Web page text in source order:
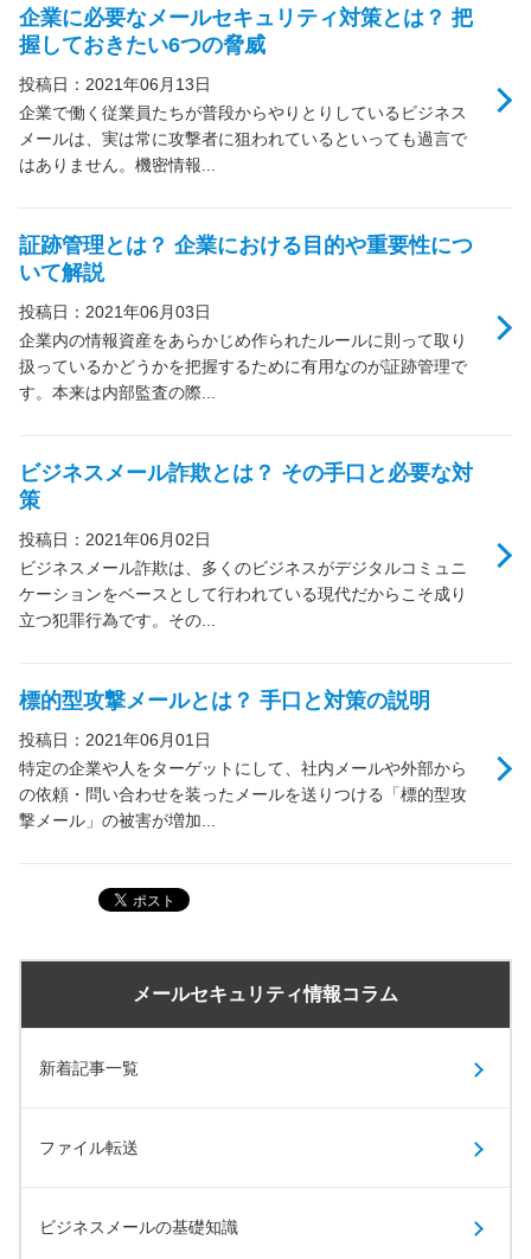
企業に必要なメールセキュリティ対策とは？ 把
握しておきたい6つの脅威
投稿日：2021年06月13日
企業で働く従業員たちが普段からやりとりしているビジネス
メールは、実は常に攻撃者に狙われているといっても過言で
はありません。機密情報...
証跡管理とは？ 企業における目的や重要性につ
いて解説
投稿日：2021年06月03日
企業内の情報資産をあらかじめ作られたルールに則って取り
扱っているかどうかを把握するために有用なのが証跡管理で
す。本来は内部監査の際...
ビジネスメール詐欺とは？ その手口と必要な対
策
投稿日：2021年06月02日
ビジネスメール詐欺は、多くのビジネスがデジタルコミュニ
ケーションをベースとして行われている現代だからこそ成り
立つ犯罪行為です。その...
標的型攻撃メールとは？ 手口と対策の説明
投稿日：2021年06月01日
特定の企業や人をターゲットにして、社内メールや外部から
の依頼・問い合わせを装ったメールを送りつける「標的型攻
撃メール」の被害が増加...
メールセキュリティ情報コラム
新着記事一覧
ファイル転送
ビジネスメールの基礎知識